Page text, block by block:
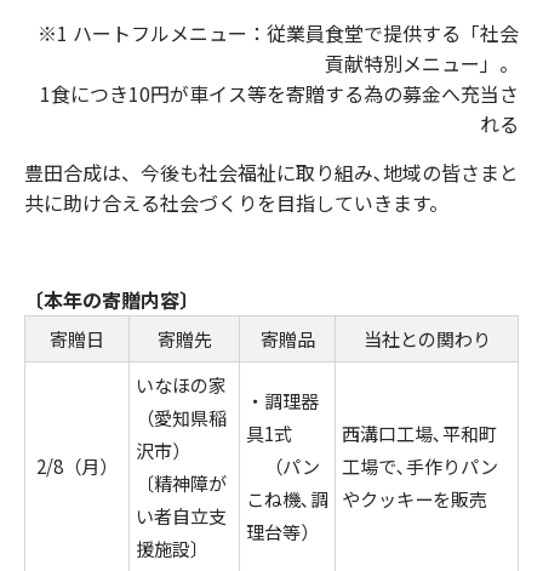
※1 ハートフルメニュー：従業員食堂で提供する「社会
貢献特別メニュー」。
1食につき10円が車イス等を寄贈する為の募金へ充当さ
れる
豊田合成は、今後も社会福祉に取り組み､地域の皆さまと
共に助け合える社会づくりを目指していきます。
〔本年の寄贈内容〕
寄贈日 寄贈先 寄贈品 当社との関わり
2/8（月）
いなほの家
（愛知県稲
沢市）
〔精神障が
い者自立支
援施設〕
・調理器
具1式
（パン
こね機､調
理台等）
西溝口工場､平和町
工場で､手作りパン
やクッキーを販売